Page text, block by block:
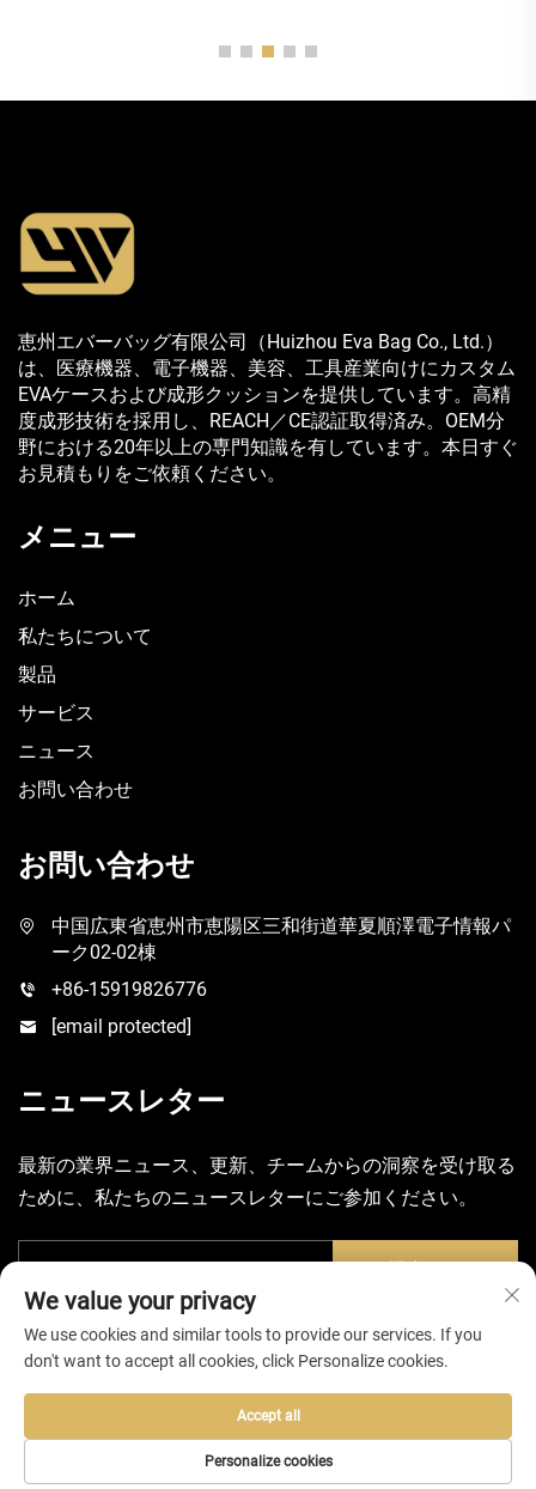
恵州エバーバッグ有限公司（Huizhou Eva Bag Co., Ltd.）
は、医療機器、電子機器、美容、工具産業向けにカスタム
EVAケースおよび成形クッションを提供しています。高精
度成形技術を採用し、REACH／CE認証取得済み。OEM分
野における20年以上の専門知識を有しています。本日すぐ
お見積もりをご依頼ください。
メニュー
ホーム
私たちについて
製品
サービス
ニュース
お問い合わせ
お問い合わせ
中国広東省恵州市恵陽区三和街道華夏順澤電子情報パ
ーク02-02棟
+86-15919826776
[email protected]
ニュースレター
最新の業界ニュース、更新、チームからの洞察を受け取る
ために、私たちのニュースレターにご参加ください。
提出する
Copyright © 2025 惠州エヴァバッグ有限公司 -
プライバシーポリ
シー
We value your privacy
We use cookies and similar tools to provide our services. If you
don't want to accept all cookies, click Personalize cookies.
Personalize cookies
Accept all